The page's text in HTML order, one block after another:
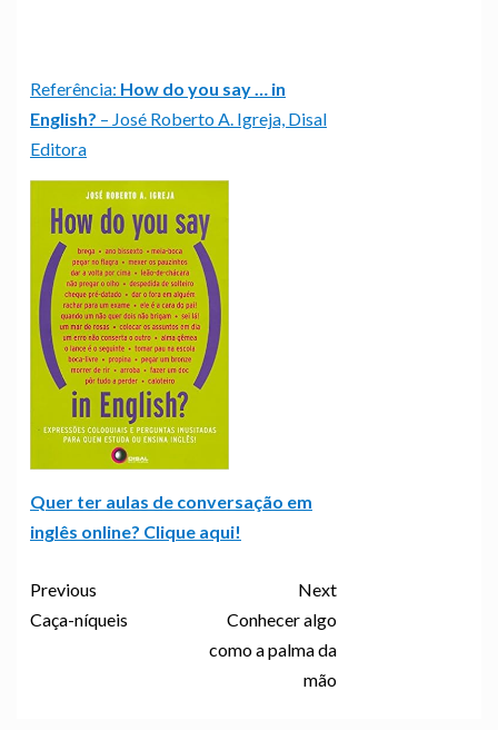
Referência: How do you say … in
English? – José Roberto A. Igreja, Disal
Editora
Quer ter aulas de conversação em
inglês online? Clique aqui!
Previous
Caça-níqueis
Next
Conhecer algo
como a palma da
mão